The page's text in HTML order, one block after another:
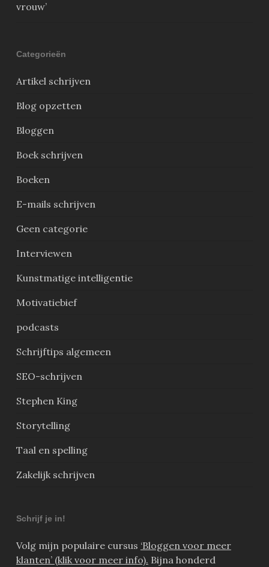
vrouw’
Categorieën
Artikel schrijven
Blog opzetten
Bloggen
Boek schrijven
Boeken
E-mails schrijven
Geen categorie
Interviewen
Kunstmatige intelligentie
Motivatiebief
podcasts
Schrijftips algemeen
SEO-schrijven
Stephen King
Storytelling
Taal en spelling
Zakelijk schrijven
Schrijf je in!
Volg mijn populaire cursus ‘Bloggen voor meer
klanten’ (klik voor meer info). Bijna honderd